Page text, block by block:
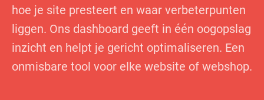
hoe je site presteert en waar verbeterpunten
liggen. Ons dashboard geeft in één oogopslag
inzicht en helpt je gericht optimaliseren. Een
onmisbare tool voor elke website of webshop.